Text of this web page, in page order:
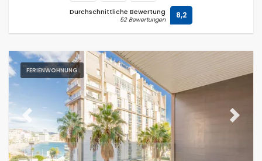
Durchschnittliche Bewertung
52 Bewertungen 8,2
FERIENWOHNUNG
Previous Next